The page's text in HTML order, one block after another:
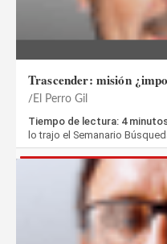
Trascender: misión
El Perro Gil
Tiempo de lectura: 4
lo trajo el Semanario